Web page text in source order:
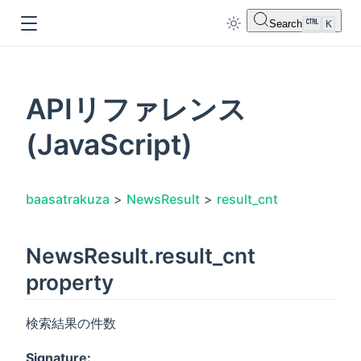
Search K
APIリファレンス
(JavaScript)
baasatrakuza > NewsResult > result_cnt
NewsResult.result_cnt
property
検索結果の件数